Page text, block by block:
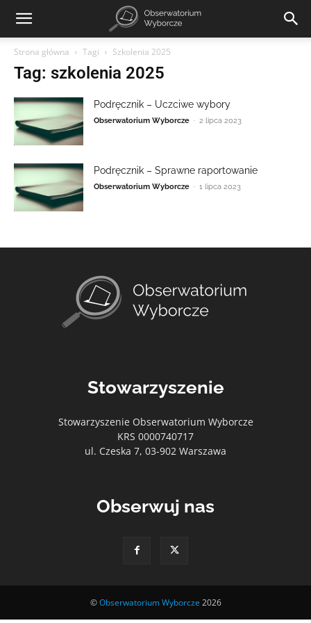
Strona główna Tagi Szkolenia 2025
Tag: szkolenia 2025
Podręcznik – Uczciwe wybory
Obserwatorium Wyborcze - 2 lipca 2023
Podręcznik – Sprawne raportowanie
Obserwatorium Wyborcze - 1 lipca 2023
Stowarzyszenie
Stowarzyszenie Obserwatorium Wyborcze
KRS 0000740717
ul. Czeska 7, 03-902 Warszawa
Obserwuj nas
©Obserwatorium Wyborcze 2026